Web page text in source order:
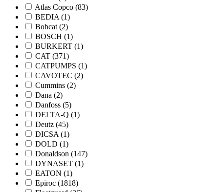
Atlas Copco (83)
BEDIA (1)
Bobcat (2)
BOSCH (1)
BURKERT (1)
CAT (371)
CATPUMPS (1)
CAVOTEC (2)
Cummins (2)
Dana (2)
Danfoss (5)
DELTA-Q (1)
Deutz (45)
DICSA (1)
DOLD (1)
Donaldson (147)
DYNASET (1)
EATON (1)
Epiroc (1818)